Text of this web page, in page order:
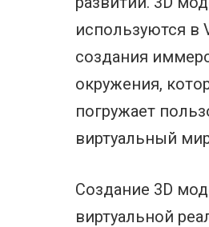
используются в
создания
окружения,
погружает
виртуальный
Создание 3D
виртуальной